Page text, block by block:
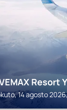
Resort
14 agosto